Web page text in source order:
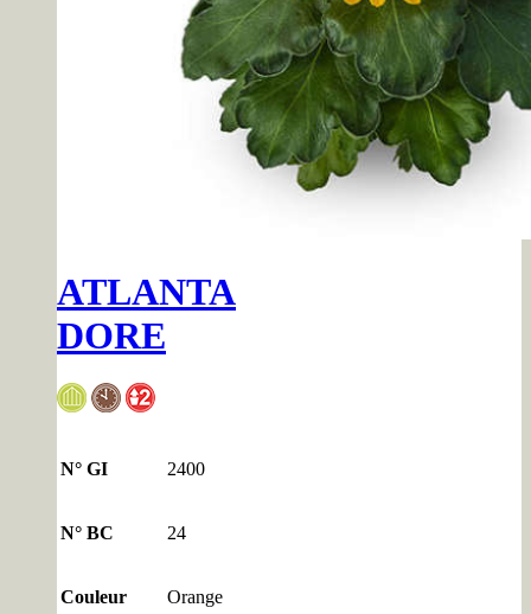
ATLANTA
DORE
N° GI 2400
N° BC 24
Couleur Orange